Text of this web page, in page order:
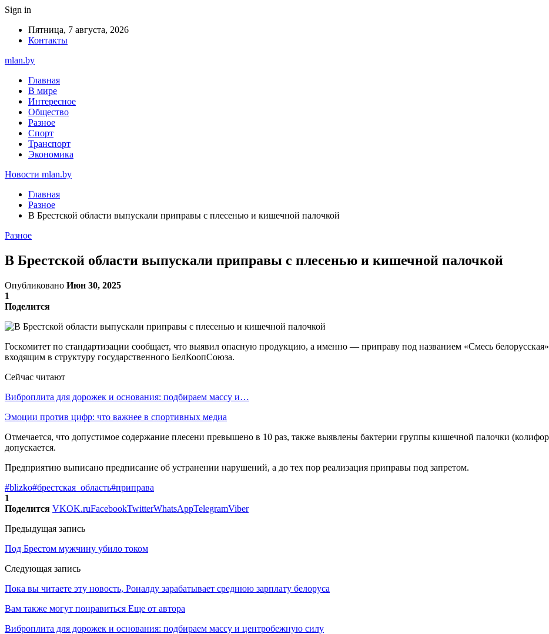
Sign in
Пятница, 7 августа, 2026
Контакты
mlan.by
Главная
В мире
Интересное
Общество
Разное
Спорт
Транспорт
Экономика
Новости mlan.by
Главная
Разное
В Брестской области выпускали приправы с плесенью и кишечной палочкой
Разное
В Брестской области выпускали приправы с плесенью и кишечной палочкой
Опубликовано Июн 30, 2025
1
Поделится
Госкомитет по стандартизации сообщает, что выявил опасную продукцию, а именно — приправу под названием «Смесь
входящим в структуру государственного БелКоопСоюза.
Сейчас читают
Виброплита для дорожек и основания: подбираем массу и…
Эмоции против цифр: что важнее в спортивных медиа
Отмечается, что допустимое содержание плесени превышено в 10 раз, также выявлены бактерии группы кишечной палочки
допускается.
Предприятию выписано предписание об устранении нарушений, а до тех пор реализация приправы под запретом.
#blizko#брестская_область#приправа
1
Поделится VKOK.ruFacebookTwitterWhatsAppTelegramViber
Предыдущая запись
Под Брестом мужчину убило током
Следующая запись
Пока вы читаете эту новость, Роналду зарабатывает среднюю зарплату белоруса
Вам также могут понравиться Еще от автора
Виброплита для дорожек и основания: подбираем массу и центробежную силу